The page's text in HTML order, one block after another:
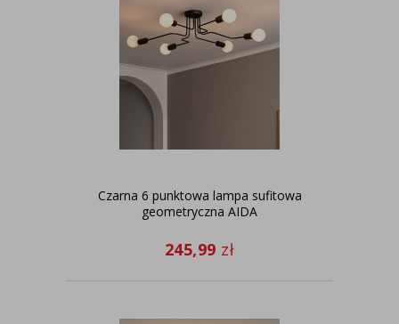
Czarna 6 punktowa lampa sufitowa
geometryczna AIDA
245,99 zł